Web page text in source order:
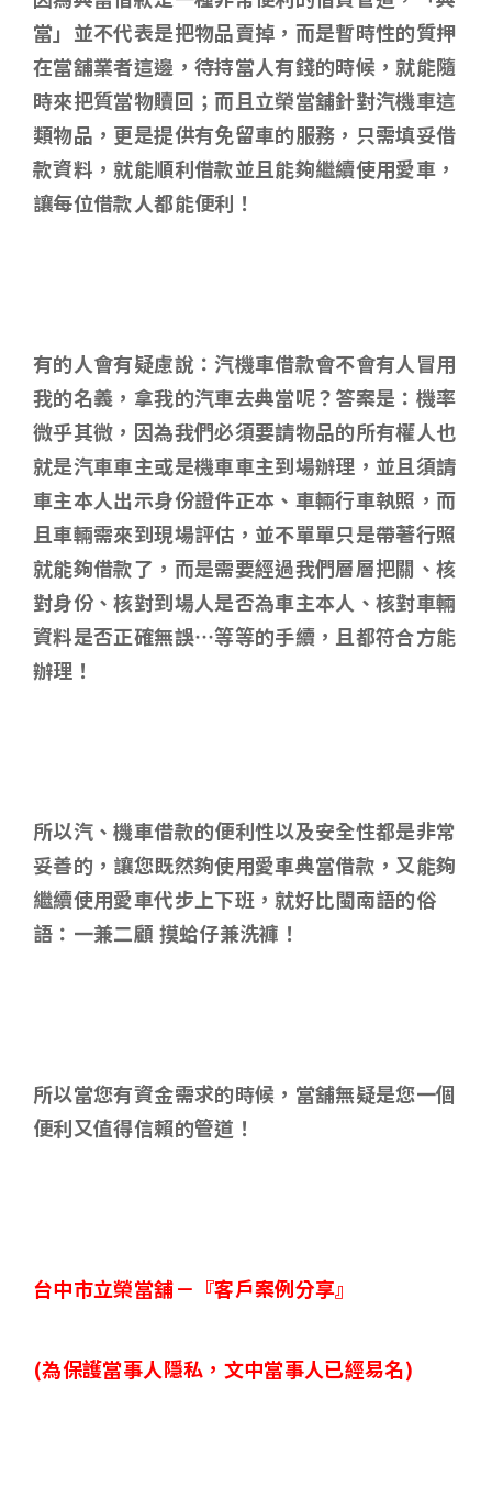
當」並不代表是把物品賣掉，而是暫時性的質押
在當舖業者這邊，待持當人有錢的時候，就能隨
時來把質當物贖回；而且立榮當舖針對汽機車這
類物品，更是提供有免留車的服務，只需填妥借
款資料，就能順利借款並且能夠繼續使用愛車，
讓每位借款人都能便利！
有的人會有疑慮說 ：汽機車借款會不會有人冒用
我的名義，拿我的汽車去典當呢？答案是：機率
微乎其微，因為我們必須要請物品的所有權人也
就是汽車車主或是機車車主到場辦理，並且須請
車主本人出示身份證件正本、車輛行車執照，而
且車輛需來到現場評估，並不單單只是帶著行照
就能夠借款了，而是需要經過我們層層把關、核
對身份、核對到場人是否為車主本人、核對車輛
資料是否正確無誤…等等的手續，且都符合方能
辦理！
所以汽、機車借款的便利性以及安全性都是非常
妥善的，讓您既然夠使用愛車典當借款，又能夠
繼續使用愛車代步上下班，就好比閩南語的俗
語：一兼二顧 摸蛤仔兼洗褲！
所以當您有資金需求的時候，當舖無疑是您一個
便利又值得信賴的管道！
台中市立榮當舖－ 『客戶案例分享』
(為保護當事人隱私，文中當事人已經易名)